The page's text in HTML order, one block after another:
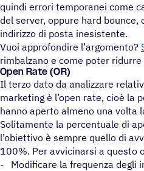
quindi errori temporanei come
del server, oppure hard bounce,
indirizzo di posta inesistente.
Vuoi approfondire l’argomento?
rimbalzano e come poter
Open Rate (OR)
Il terzo dato da analizzare
marketing è l’open rate, cioè la
hanno aperto almeno una volta
Solitamente la percentuale di
l’obiettivo è sempre quello di
100%. Per avvicinarsi a questo
- Modificare la frequenza degli